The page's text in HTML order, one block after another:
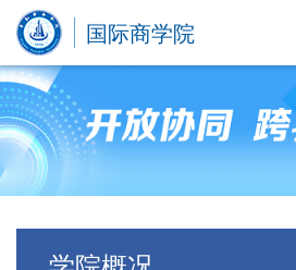
国际商学院